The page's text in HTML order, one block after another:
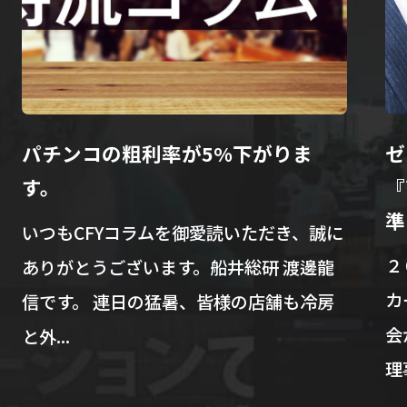
パチンコの粗利率が5%下がりま
す。
いつもCFYコラムを御愛読いただき、誠に
ありがとうございます。船井総研 渡邊龍
信です。 連日の猛暑、皆様の店舗も冷房
と外...
理